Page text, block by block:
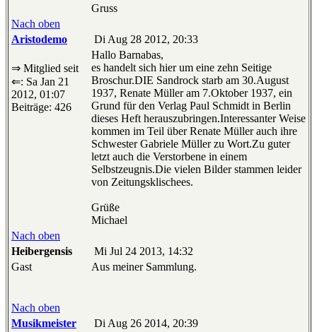
Gruss
Nach oben
Aristodemo
Di Aug 28 2012, 20:33
⇒ Mitglied seit
⇐: Sa Jan 21
2012, 01:07
Beiträge: 426
Hallo Barnabas,
es handelt sich hier um eine zehn Seitige
Broschur.DIE Sandrock starb am 30.August
1937, Renate Müller am 7.Oktober 1937, ein
Grund für den Verlag Paul Schmidt in Berlin
dieses Heft herauszubringen.Interessanter Weise
kommen im Teil über Renate Müller auch ihre
Schwester Gabriele Müller zu Wort.Zu guter
letzt auch die Verstorbene in einem
Selbstzeugnis.Die vielen Bilder stammen leider
von Zeitungsklischees.
Grüße
Michael
Nach oben
Heibergensis
Mi Jul 24 2013, 14:32
Gast
Aus meiner Sammlung.
Nach oben
Musikmeister
Di Aug 26 2014, 20:39